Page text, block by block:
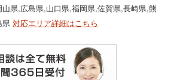
県,広島県,山口県,福岡県,佐賀県,長崎県,熊
県対応エリア詳細はこちら